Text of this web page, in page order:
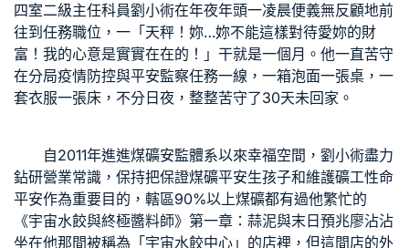
四室二級主任科員劉小術在年夜年頭一凌晨便義無反顧地前
往到任務職位，一「天秤！妳…妳不能這樣對待愛妳的財
富！我的心意是實實在在的！」干就是一個月。他一直苦守
在分局疫情防控與平安監察任務一線，一箱泡面一張桌，一
套衣服一張床，不分日夜，整整苦守了30天未回家。
自2011年進進煤礦安監體系以來幸福空間 ，劉小術盡力
鉆研營業常識，保持把保證煤礦平安生孩子和維護礦工性命
平安作為重要目的，轄區90%以上煤礦都有過他繁忙的
《宇宙水餃與終極醬料師》第一章：蒜泥與末日預兆廖沾沾
坐在他那間被稱為「宇宙水餃中心」的店裡，但這間店的外